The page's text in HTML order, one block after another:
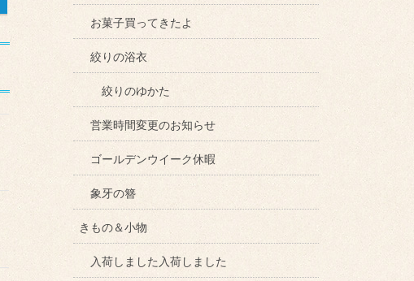
お菓子買ってきたよ
絞りの浴衣
絞りのゆかた
営業時間変更のお知らせ
ゴールデンウイーク休暇
象牙の簪
きもの＆小物
入荷しました入荷しました